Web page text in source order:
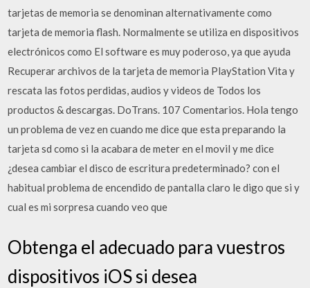
tarjetas de memoria se denominan alternativamente como
tarjeta de memoria flash. Normalmente se utiliza en dispositivos
electrónicos como El software es muy poderoso, ya que ayuda
Recuperar archivos de la tarjeta de memoria PlayStation Vita y
rescata las fotos perdidas, audios y videos de Todos los
productos & descargas. DoTrans. 107 Comentarios. Hola tengo
un problema de vez en cuando me dice que esta preparando la
tarjeta sd como si la acabara de meter en el movil y me dice
¿desea cambiar el disco de escritura predeterminado? con el
habitual problema de encendido de pantalla claro le digo que si y
cual es mi sorpresa cuando veo que
Obtenga el adecuado para vuestros
dispositivos iOS si desea